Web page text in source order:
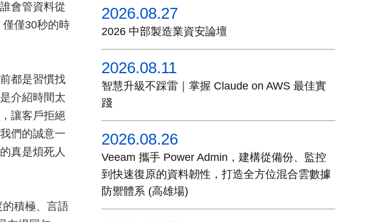
會管資料從
僅30秒的時
都是習慣找
介紹時間太
讓客戶拒絕
們的誠意一
真是煩死人
積極、言語
2026.08.27
2026 中部製造業資安論壇
2026.08.11
智慧升級不踩雷｜掌握 Claude on AWS 最佳實
踐
2026.08.26
Veeam 攜手 Power Admin，建構從備份、監控
到快速復原的資料韌性，打造全方位混合雲數據
防禦體系 (高雄場)